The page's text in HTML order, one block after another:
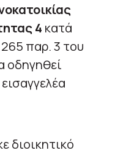
4 κατά
παρ. 3 του
οδηγηθεί
διοικητικό